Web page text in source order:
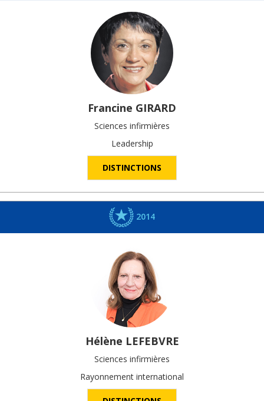
Francine GIRARD
Sciences infirmières
Leadership
DISTINCTIONS
2014
Hélène LEFEBVRE
Sciences infirmières
Rayonnement international